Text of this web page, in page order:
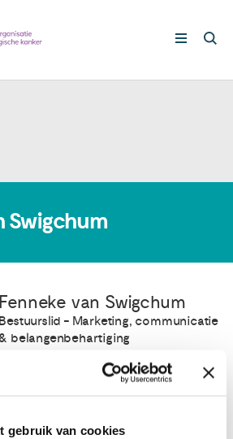
gebruik van cookies
Swigchum
Fenneke van Swigchum
Bestuurslid - Marketing, communicatie
& belangenbehartiging